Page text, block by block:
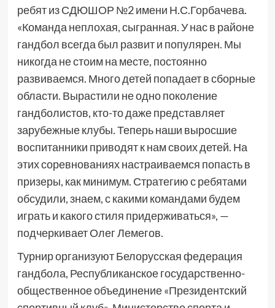
ребят из СДЮШОР №2 имени Н.С.Горбачева.
«Команда неплохая, сыгранная. У нас в районе
гандбол всегда был развит и популярен. Мы
никогда не стоим на месте, постоянно
развиваемся. Много детей попадает в сборные
области. Вырастили не одно поколение
гандболистов, кто-то даже представляет
зарубежные клубы. Теперь наши выросшие
воспитанники приводят к нам своих детей. На
этих соревнованиях настраиваемся попасть в
призеры, как минимум. Стратегию с ребятами
обсудили, знаем, с какими командами будем
играть и какого стиля придерживаться», —
подчеркивает Олег Лемегов.
Турнир организуют Белорусская федерация
гандбола, Республиканское государственно-
общественное объединение «Президентский